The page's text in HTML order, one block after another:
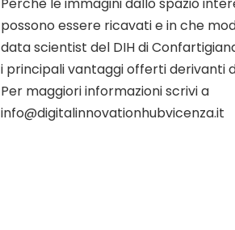
possono essere ricavati e in che
data scientist del DIH di
i principali vantaggi offerti derivanti
Per maggiori informazioni scrivi a
info@digitalinnovationhubvicenza.it